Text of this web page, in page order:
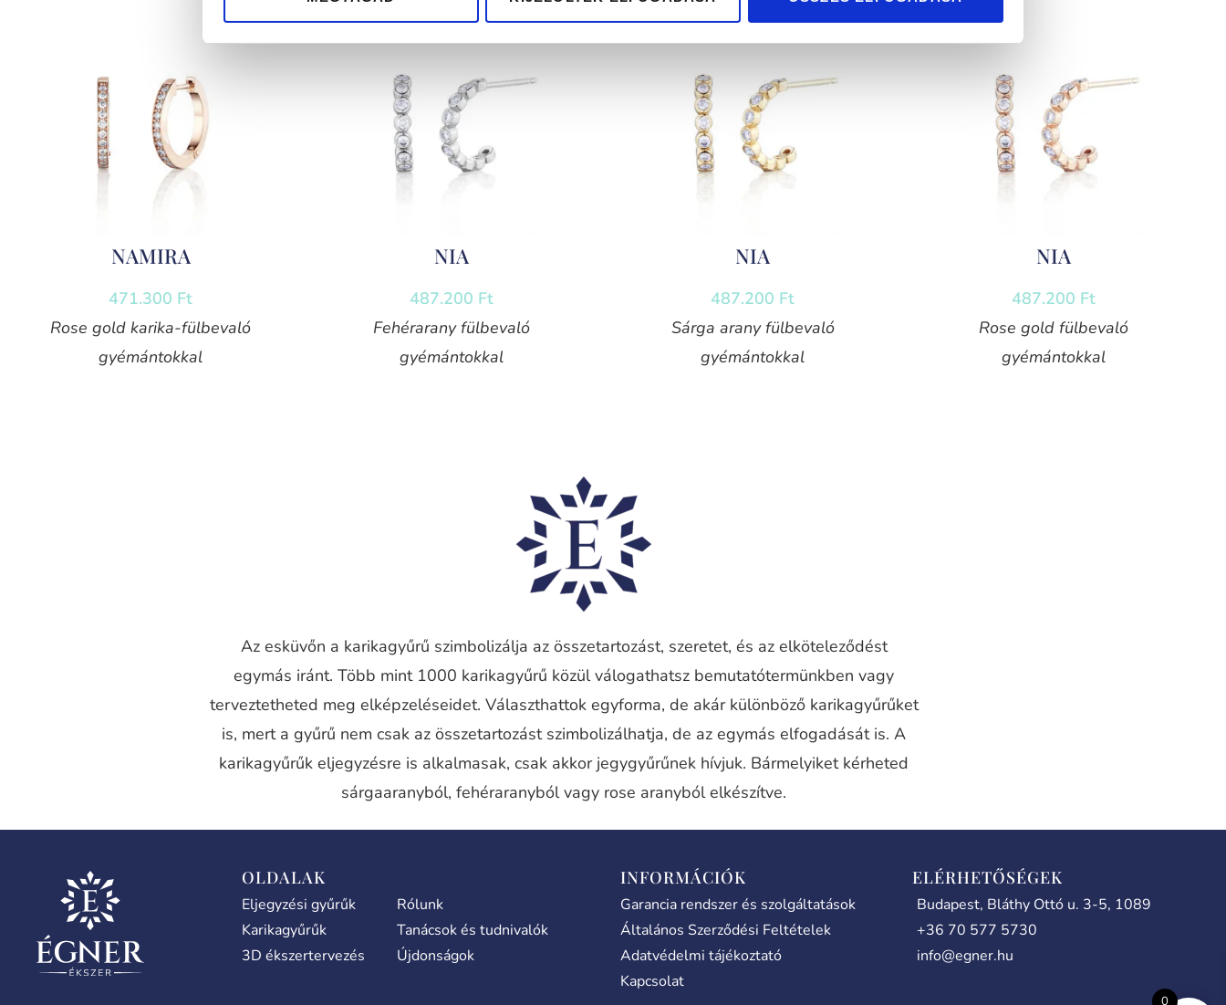
0
NAMIRA
471.300 Ft
Rose gold karika-fülbevaló
gyémántokkal
NIA
487.200 Ft
Fehérarany fülbevaló
gyémántokkal
NIA
487.200 Ft
Sárga arany fülbevaló
gyémántokkal
NIA
487.200 Ft
Rose gold fülbevaló
gyémántokkal
Az esküvőn a karikagyűrű szimbolizálja az összetartozást, szeretet, és az elköteleződést
egymás iránt. Több mint 1000 karikagyűrű közül válogathatsz bemutatótermünkben vagy
terveztetheted meg elképzeléseidet. Választhattok egyforma, de akár különböző karikagyűrűket
is, mert a gyűrű nem csak az összetartozást szimbolizálhatja, de az egymás elfogadását is. A
karikagyűrűk eljegyzésre is alkalmasak, csak akkor jegygyűrűnek hívjuk. Bármelyiket kérheted
sárgaaranyból, fehéraranyból vagy rose aranyból elkészítve.
OLDALAK
Eljegyzési gyűrűk
Karikagyűrűk
3D ékszertervezés
Rólunk
Tanácsok és tudnivalók
Újdonságok
INFORMÁCIÓK
Garancia rendszer és szolgáltatások
Általános Szerződési Feltételek
Adatvédelmi tájékoztató
Kapcsolat
ELÉRHETŐSÉGEK
Budapest, Bláthy Ottó u. 3-5, 1089
+36 70 577 5730
info@egner.hu